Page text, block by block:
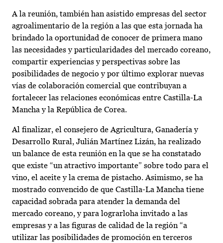
A la reunión, también han asistido empresas del sector
agroalimentario de la región a las que esta jornada ha
brindado la oportunidad de conocer de primera mano
las necesidades y particularidades del mercado coreano,
compartir experiencias y perspectivas sobre las
posibilidades de negocio y por último explorar nuevas
vías de colaboración comercial que contribuyan a
fortalecer las relaciones económicas entre Castilla-La
Mancha y la República de Corea.
Al finalizar, el consejero de Agricultura, Ganadería y
Desarrollo Rural, Julián Martínez Lizán, ha realizado
un balance de esta reunión en la que se ha constatado
que existe “un atractivo importante” sobre todo para el
vino, el aceite y la crema de pistacho. Asimismo, se ha
mostrado convencido de que Castilla-La Mancha tiene
capacidad sobrada para atender la demanda del
mercado coreano, y para lograrloha invitado a las
empresas y a las figuras de calidad de la región “a
utilizar las posibilidades de promoción en terceros